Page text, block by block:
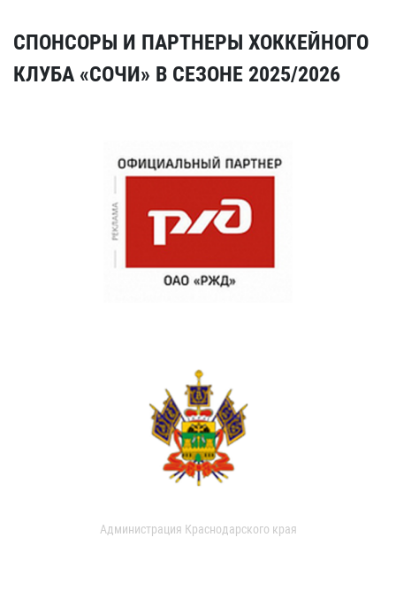
СПОНСОРЫ И ПАРТНЕРЫ ХОККЕЙНОГО
КЛУБА «СОЧИ» В СЕЗОНЕ 2025/2026
Администрация Краснодарского края